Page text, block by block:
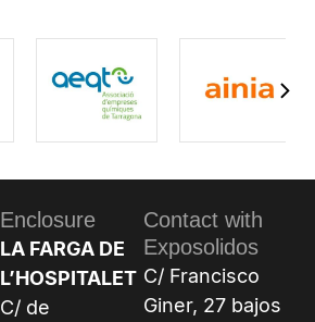
Enclosure
LA FARGA DE
L’HOSPITALET
C/ de
Contact with
Exposolidos
C/ Francisco
Giner, 27 bajos